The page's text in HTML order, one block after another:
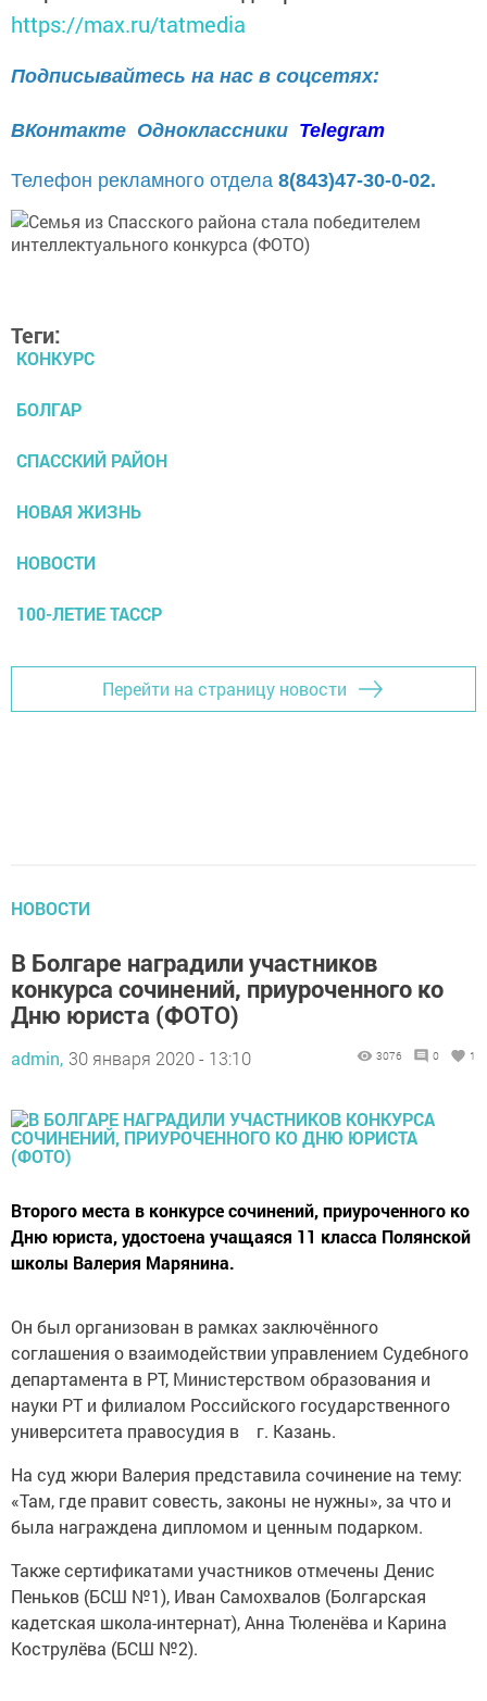
https://max.ru/tatmedia
Подписывайтесь на нас в соцсетях:
ВКонтакте Одноклассники Telegram
Телефон рекламного отдела 8(843)47-30-0-02.
Теги:
КОНКУРС
БОЛГАР
СПАССКИЙ РАЙОН
НОВАЯ ЖИЗНЬ
НОВОСТИ
100-ЛЕТИЕ ТАССР
Перейти на страницу новости
НОВОСТИ
В Болгаре наградили участников
конкурса сочинений, приуроченного ко
Дню юриста (ФОТО)
admin, 30 января 2020 - 13:10 3076 0 1
Второго места в конкурсе сочинений, приуроченного ко
Дню юриста, удостоена учащаяся 11 класса Полянской
школы Валерия Марянина.
Он был организован в рамках заключённого
соглашения о взаимодействии управлением Судебного
департамента в РТ, Министерством образования и
науки РТ и филиалом Российского государственного
университета правосудия в г. Казань.
На суд жюри Валерия представила сочинение на тему:
«Там, где правит совесть, законы не нужны», за что и
была награждена дипломом и ценным подарком.
Также сертификатами участников отмечены Денис
Пеньков (БСШ №1), Иван Самохвалов (Болгарская
кадетская школа-интернат), Анна Тюленёва и Карина
Кострулёва (БСШ №2).